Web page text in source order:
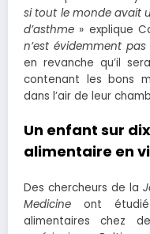
si tout le monde avait
d’asthme » explique
n’est évidemment
en revanche qu’il
contenant les bons
dans l’air de leur
Un enfant sur
alimentaire en
Des chercheurs de la
Medicine ont
alimentaires chez